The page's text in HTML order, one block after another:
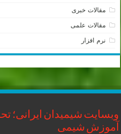
مقالات خبری
مقالات علمی
نرم افزار
وبسایت شیمیدان ایرانی؛
آموزش شیمی